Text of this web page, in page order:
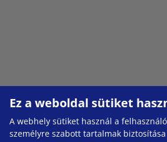
Ez a weboldal sütiket
A webhely sütiket használ a
személyre szabott tartalmak